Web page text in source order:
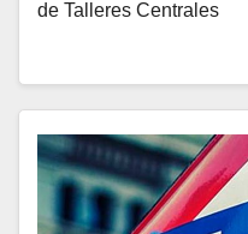
de Talleres Centrales